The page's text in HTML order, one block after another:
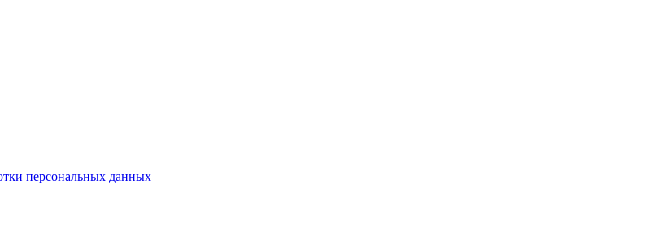
персональных данных